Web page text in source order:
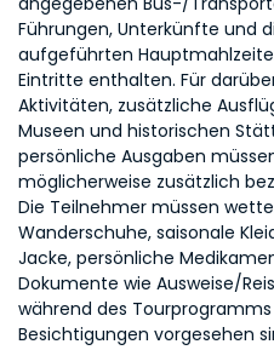
Führungen, Unterkünfte und
aufgeführten
Eintritte enthalten. Für
Aktivitäten, zusätzliche
Museen und historischen
persönliche Ausgaben
möglicherweise zusätzlich
Die Teilnehmer müssen
Wanderschuhe, saisonale
Jacke, persönliche
Dokumente wie Ausweise/
während des
Besichtigungen vorgesehen